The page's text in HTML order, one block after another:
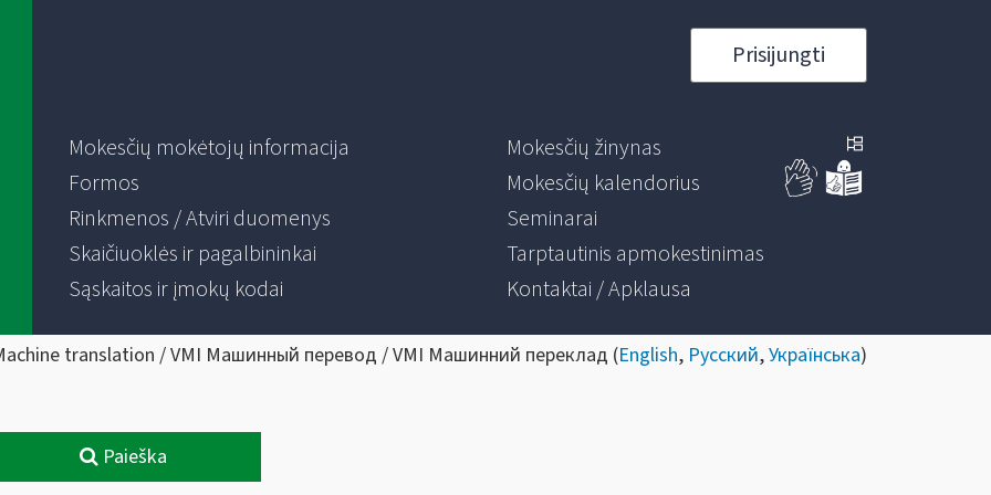
Prisijungti
Mokesčių mokėtojų informacija
Formos
Rinkmenos / Atviri duomenys
Skaičiuoklės ir pagalbininkai
Sąskaitos ir įmokų kodai
Mokesčių žinynas
Mokesčių kalendorius
Seminarai
Tarptautinis apmokestinimas
Kontaktai / Apklausa
translation / VMI Машинный перевод / VMI Машинний переклад (English, Русский,Українська)
Paieška